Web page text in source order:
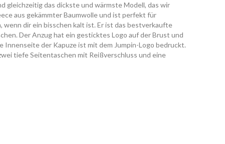
gleichzeitig das dickste und wärmste Modell, das wir
aus gekämmter Baumwolle und ist perfekt für
dir ein bisschen kalt ist. Er ist das bestverkaufte
Der Anzug hat ein gesticktes Logo auf der Brust und
Innenseite der Kapuze ist mit dem Jumpin-Logo bedruckt.
tiefe Seitentaschen mit Reißverschluss und eine